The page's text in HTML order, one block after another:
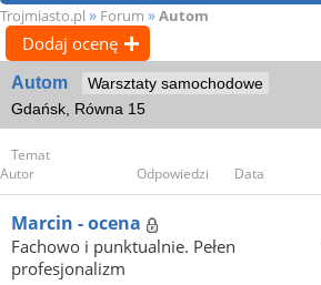
Trojmiasto.pl » Forum » Autom
Dodaj ocenę
Autom
Warsztaty samochodowe
Gdańsk, Równa 15
Temat
Autor
Odpowiedzi Data
Marcin - ocena
Fachowo i punktualnie. Pełen
profesjonalizm